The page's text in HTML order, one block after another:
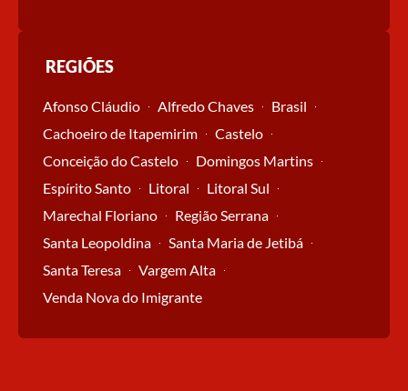
REGIÕES
Afonso Cláudio Alfredo Chaves
Brasil
Cachoeiro de Itapemirim
Castelo
Conceição do Castelo
Domingos Martins
Espírito Santo
Litoral
Litoral Sul
Marechal Floriano
Região Serrana
Santa Leopoldina
Santa Maria de Jetibá
Santa Teresa
Vargem Alta
Venda Nova do Imigrante